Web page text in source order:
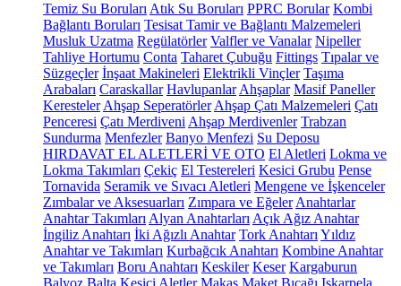
Temiz Su Boruları Atık Su Boruları PPRC Borular Kombi
Bağlantı Boruları Tesisat Tamir ve Bağlantı Malzemeleri
Musluk Uzatma Regülatörler Valfler ve Vanalar Nipeller
Tahliye Hortumu Conta Taharet Çubuğu Fittings Tıpalar ve
Süzgeçler İnşaat Makineleri Elektrikli Vinçler Taşıma
Arabaları Caraskallar Havlupanlar Ahşaplar Masif Paneller
Keresteler Ahşap Seperatörler Ahşap Çatı Malzemeleri Çatı
Penceresi Çatı Merdiveni Ahşap Merdivenler Trabzan
Sundurma Menfezler Banyo Menfezi Su Deposu
HIRDAVAT EL ALETLERİ VE OTO El Aletleri Lokma ve
Lokma Takımları Çekiç El Testereleri Kesici Grubu Pense
Tornavida Seramik ve Sıvacı Aletleri Mengene ve İşkenceler
Zımbalar ve Aksesuarları Zımpara ve Eğeler Anahtarlar
Anahtar Takımları Alyan Anahtarları Açık Ağız Anahtar
İngiliz Anahtarı İki Ağızlı Anahtar Tork Anahtarı Yıldız
Anahtar ve Takımları Kurbağcık Anahtarı Kombine Anahtar
ve Takımları Boru Anahtarı Keskiler Keser Kargaburun
Balyoz Balta Kesici Aletler Makas Maket Bıçağı Iskarpela